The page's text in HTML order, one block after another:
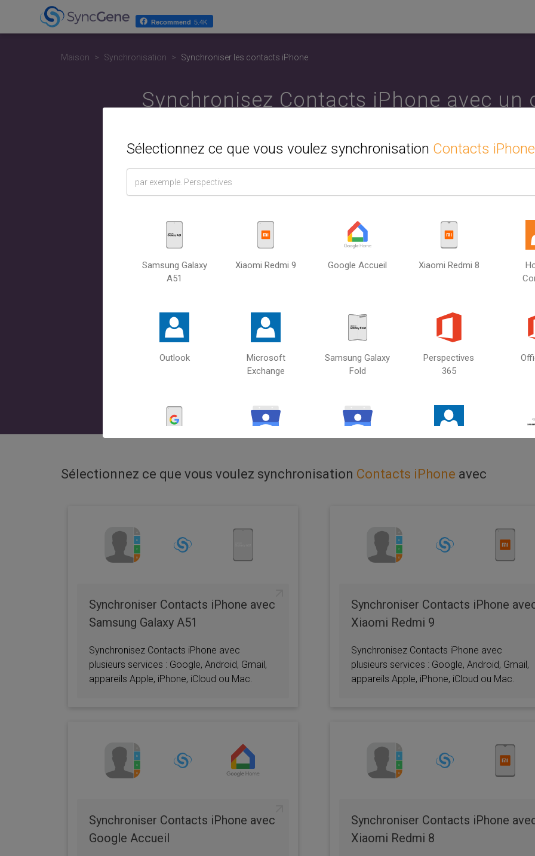
Maison Synchronisation Synchroniser les contacts iPhone
Synchronisez Contacts iPhone avec un
PC ou Mac.
Sélectionnez la deuxième source ou l'appareil que vous souhaitez
l'ordinateur et le téléphone mobile. Entre Google, iCloud et Outlook.
synchroniser Contacts iPhone avec plusieurs sources.
Contacts iPhone
Sélectionnez la
Sélectionnez ce que vous voulez synchronisation Contacts iPhone
Samsung Galaxy
A51
Xiaomi Redmi 9 Google Accueil Xiaomi Redmi 8
Outlook
Microsoft
Exchange
Samsung Galaxy
Fold
Perspectives
365
Samsung Galaxy
S21
Contacts
Google Pixel 5A Android
Sélectionnez ce que vous voulez synchronisation Contacts iPhone avec
Synchroniser Contacts iPhone avec
Samsung Galaxy A51
Synchronisez Contacts iPhone avec
plusieurs services : Google, Android, Gmail,
appareils Apple, iPhone, iCloud ou Mac.
Synchroniser Contacts iPhone
Xiaomi Redmi 9
Synchronisez Contacts iPhone avec
plusieurs services : Google, Android, Gmail,
appareils Apple, iPhone, iCloud ou Mac.
Synchroniser Contacts iPhone avec
Google Accueil
Synchroniser Contacts iPhone
Xiaomi Redmi 8
Recommend 5.4K